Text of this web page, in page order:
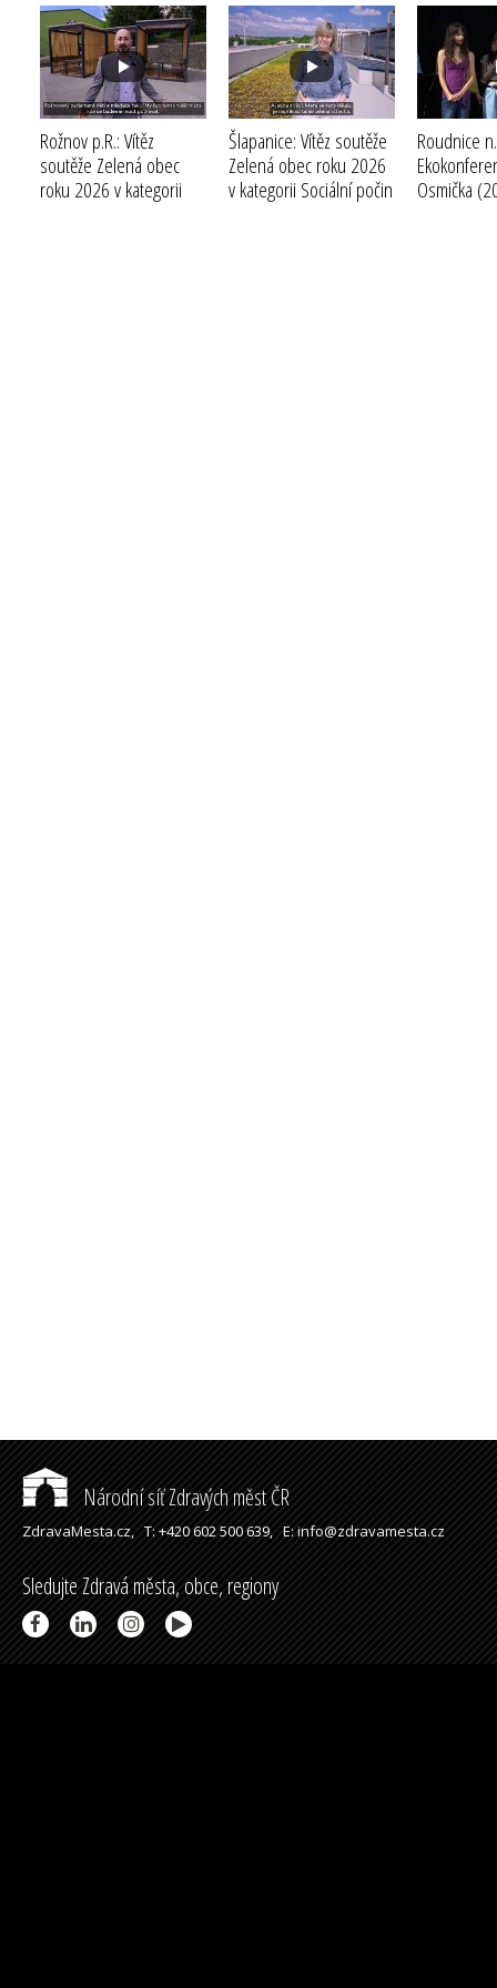
Rožnov p.R.: Vítěz
soutěže Zelená obec
roku 2026 v kategorii
Šlapanice: Vítěz soutěže
Zelená obec roku 2026
v kategorii Sociální počin
Roudnice
Osmička
Národní síť Zdravých měst ČR
ZdravaMesta.cz,T: +420 602 500 639,E: info@zdravamesta.cz
Sledujte Zdravá města, obce, regiony